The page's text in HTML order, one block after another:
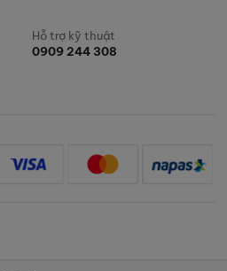
Hỗ trợ kỹ thuật
0909 244 308